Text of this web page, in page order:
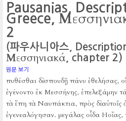
Pausanias,
Greece,
2
(파우사니아스,
Μεσσηνιακά , chapter 2)
원문 보기
πυθέσθαι δὲ σπουδῇ πάνυ ἐθελήσας,
ἐγένοντο ἐκ Μεσσήνης, ἐπελεξάμην
τὰ ἔπη τὰ Ναυπάκτια, πρὸς δὲ
ἐγενεαλόγησαν. μεγάλας οἶδα Ηοἴας,